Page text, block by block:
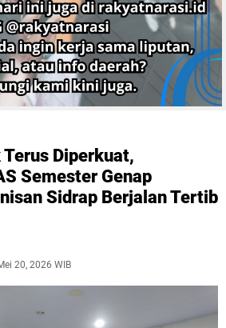
Diperkuat,
Semester Genap
Sidrap Berjalan Tertib
20, 2026 WIB